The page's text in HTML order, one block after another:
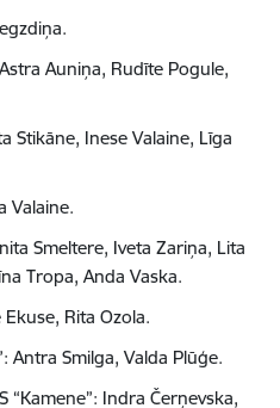
Auniņa, Rudīte Pogule,
Stikāne, Inese Valaine, Līga
Valaine.
Smeltere, Iveta Zariņa, Lita
Tropa, Anda Vaska.
Ekuse, Rita Ozola.
Antra Smilga, Valda Plūģe.
“Kamene”: Indra Čerņevska,